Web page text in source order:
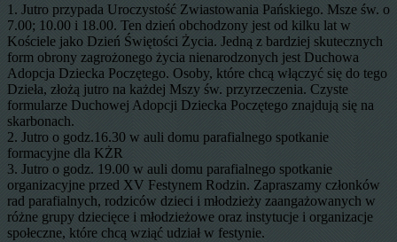
1. Jutro przypada Uroczystość Zwiastowania Pańskiego. Msze św. o
7.00; 10.00 i 18.00. Ten dzień obchodzony jest od kilku lat w
Kościele jako Dzień Świętości Życia. Jedną z bardziej skutecznych
form obrony zagrożonego życia nienarodzonych jest Duchowa
Adopcja Dziecka Poczętego. Osoby, które chcą włączyć się do tego
Dzieła, złożą jutro na każdej Mszy św. przyrzeczenia. Czyste
formularze Duchowej Adopcji Dziecka Poczętego znajdują się na
skarbonach.
2. Jutro o godz.16.30 w auli domu parafialnego spotkanie
formacyjne dla KŻR
3. Jutro o godz. 19.00 w auli domu parafialnego spotkanie
organizacyjne przed XV Festynem Rodzin. Zapraszamy członków
rad parafialnych, rodziców dzieci i młodzieży zaangażowanych w
różne grupy dziecięce i młodzieżowe oraz instytucje i organizacje
społeczne, które chcą wziąć udział w festynie.